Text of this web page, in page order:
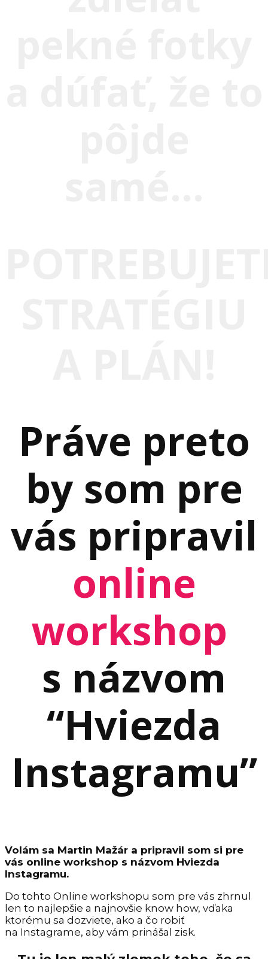
Práve preto
by som pre
vás pripravil
online
workshop
s názvom
“Hviezda
Instagramu”
Volám sa Martin Mažár a pripravil som si pre
vás online workshop s názvom Hviezda
Instagramu.
Do tohto Online workshopu som pre vás zhrnul
len to najlepšie a najnovšie know how, vďaka
ktorému sa dozviete, ako a čo robiť
na Instagrame, aby vám prinášal zisk.